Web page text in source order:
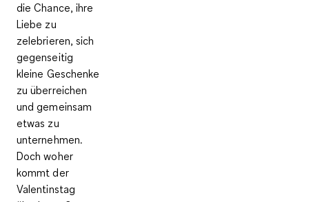
die Chance, ihre
Liebe zu
zelebrieren, sich
gegenseitig
kleine Geschenke
zu überreichen
und gemeinsam
etwas zu
unternehmen.
Doch woher
kommt der
Valentinstag